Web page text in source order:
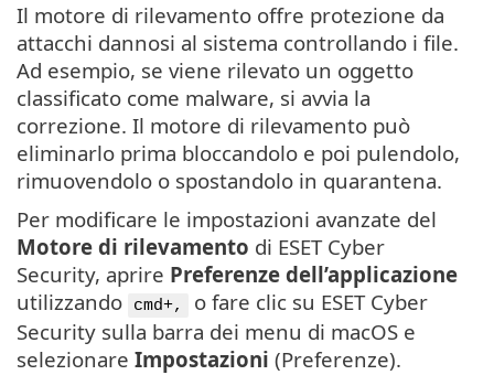
Il motore di rilevamento offre protezione da
attacchi dannosi al sistema controllando i file.
Ad esempio, se viene rilevato un oggetto
classificato come malware, si avvia la
correzione. Il motore di rilevamento può
eliminarlo prima bloccandolo e poi pulendolo,
rimuovendolo o spostandolo in quarantena.
Per modificare le impostazioni avanzate del
Motore di rilevamento di ESET Cyber
Security, aprire Preferenze dell’applicazione
utilizzando
cmd+,
o fare clic su ESET Cyber
Security sulla barra dei menu di macOS e
selezionare Impostazioni (Preferenze).